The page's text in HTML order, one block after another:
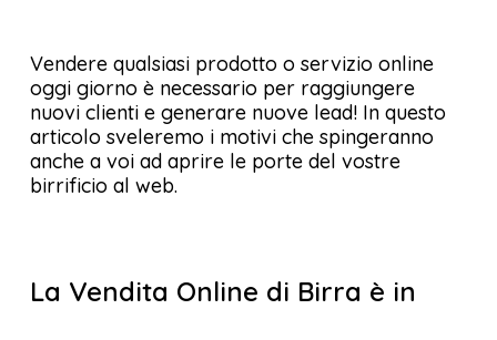
Vendere qualsiasi prodotto o servizio online
oggi giorno è necessario per raggiungere
nuovi clienti e generare nuove lead! In questo
articolo sveleremo i motivi che spingeranno
anche a voi ad aprire le porte del vostre
birrificio al web.
La Vendita Online di Birra è in